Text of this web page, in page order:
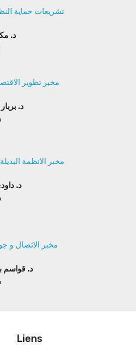
تشريعات حماية
د.
مخبر تطوير
د.
مخبر الانظمة
د.
مخبر الاتصال و
د.
Liens